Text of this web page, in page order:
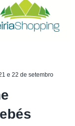
e 22 de setembro